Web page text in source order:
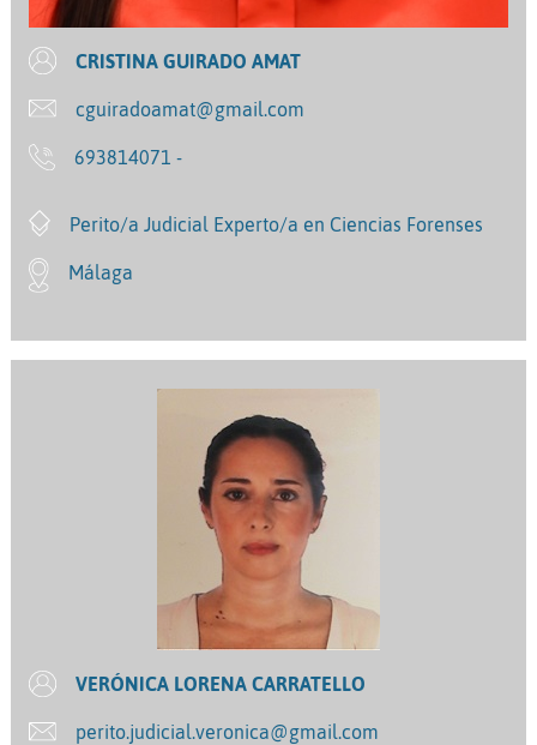
CRISTINA GUIRADO AMAT
cguiradoamat@gmail.com
693814071 -
Perito/a Judicial Experto/a en Ciencias Forenses
Málaga
VERÓNICA LORENA CARRATELLO
perito.judicial.veronica@gmail.com